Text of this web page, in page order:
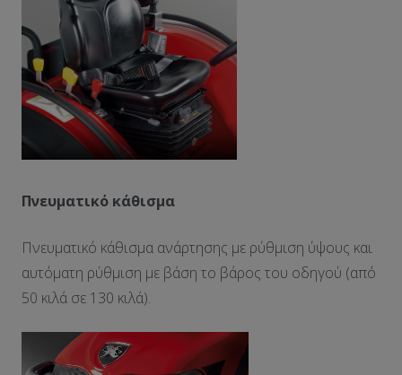
Πνευματικό κάθισμα
Πνευματικό κάθισμα ανάρτησης με ρύθμιση ύψους και
αυτόματη ρύθμιση με βάση το βάρος του οδηγού (από
50 κιλά σε 130 κιλά).